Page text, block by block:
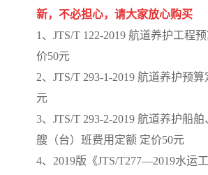
新，不必担心，请大家放心购买
1、JTS/T 122-2019 航道养护工程
价50元
2、JTS/T 293-1-2019 航道养护预
元
3、JTS/T 293-2-2019 航道养护船
艘（台）班费用定额 定价50元
4、2019版《JTS/T277—2019水运